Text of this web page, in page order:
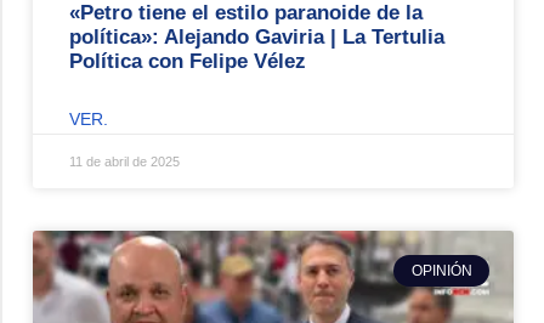
«Petro tiene el estilo paranoide de la
política»: Alejando Gaviria | La Tertulia
Política con Felipe Vélez
VER.
11 de abril de 2025
OPINIÓN